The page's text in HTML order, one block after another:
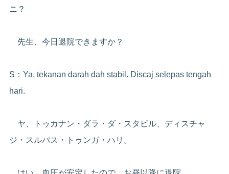
ニ？
先生、今日退院できますか？
S：Ya, tekanan darah dah stabil. Discaj selepas tengah
hari.
ヤ、トゥカナン・ダラ・ダ・スタビル、ディスチャ
ジ・スルパス・トゥンガ・ハリ。